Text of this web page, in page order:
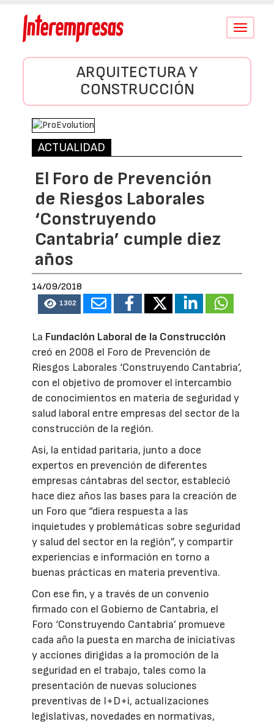
Conmutar
ARQUITECTURA Y
CONSTRUCCIÓN
ACTUALIDAD
El Foro de Prevención
de Riesgos Laborales
‘Construyendo
Cantabria’ cumple diez
años
14/09/2018
1302
La Fundación Laboral de la Construcción
creó en 2008 el Foro de Prevención de
Riesgos Laborales ‘Construyendo Cantabria’,
con el objetivo de promover el intercambio
de conocimientos en materia de seguridad y
salud laboral entre empresas del sector de la
construcción de la región.
Así, la entidad paritaria, junto a doce
expertos en prevención de diferentes
empresas cántabras del sector, estableció
hace diez años las bases para la creación de
un Foro que “diera respuesta a las
inquietudes y problemáticas sobre seguridad
y salud del sector en la región”, y compartir
experiencias e información en torno a
buenas prácticas en materia preventiva.
Con ese fin, y a través de un convenio
firmado con el Gobierno de Cantabria, el
Foro ‘Construyendo Cantabria’ promueve
cada año la puesta en marcha de iniciativas
y acciones dirigidas a la promoción de la
seguridad en el trabajo, tales como la
presentación de nuevas soluciones
preventivas de I+D+i, actualizaciones
legislativas, novedades en normativas,